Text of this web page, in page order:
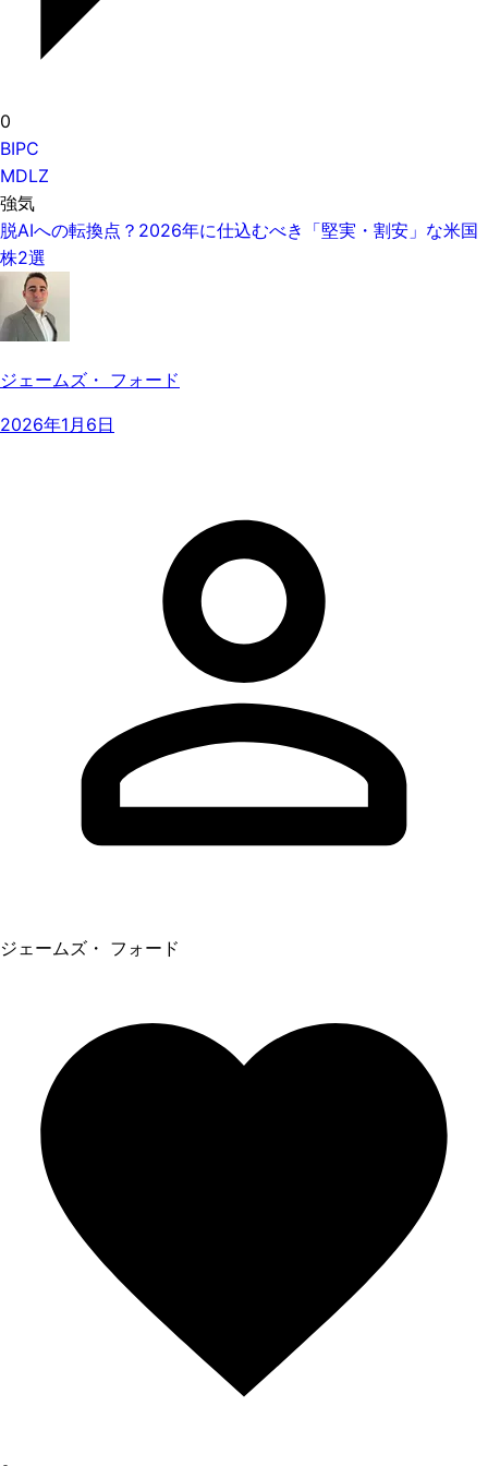
0
BIPC
MDLZ
強気
脱AIへの転換点？2026年に仕込むべき「堅実・割安」な米国
株2選
ジェームズ・ フォード
2026年1月6日
ジェームズ・ フォード